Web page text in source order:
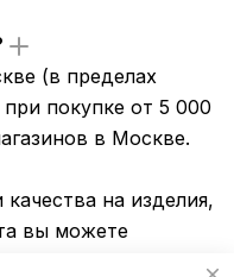
(в пределах
покупке от 5 000
в Москве.
на изделия,
вы можете